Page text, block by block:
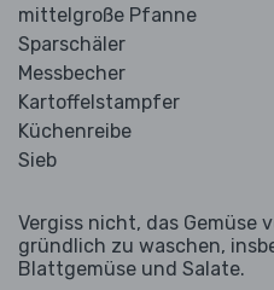
mittelgroße Pfanne
Sparschäler
Messbecher
Kartoffelstampfer
Küchenreibe
Sieb
Vergiss nicht, das Gemüse
gründlich zu waschen,
Blattgemüse und Salate.